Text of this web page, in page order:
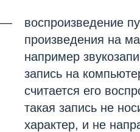
воспроизведение
произведения на
например
запись на
считается его
такая запись не
характер, и не